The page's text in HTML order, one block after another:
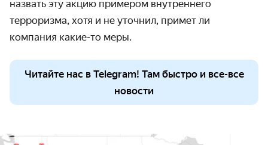
назвать эту акцию примером внутреннего
терроризма, хотя и не уточнил, примет ли
компания какие-то меры.
Читайте нас в Telegram! Там быстро и все-все
новости